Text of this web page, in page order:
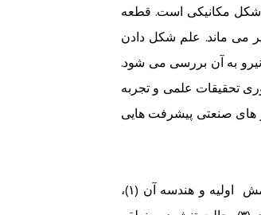
شکل مکانیکی است. قطعه
می ماند. علم شکل دادن
به آن بررسی می شود.
تحقیقات علمی و تجربه
های صنعتی پیشرفت هایی
هر فرآیند شکل دادن فلزات شامل تمام متغییرهای ورودی، از قبیل جنس قطعه یا شمش اولیه و هندسه آن (۱)،